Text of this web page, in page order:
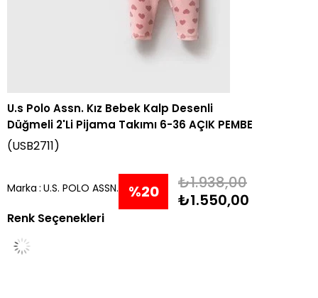
U.s Polo Assn. Kız Bebek Kalp Desenli
Düğmeli 2'Li Pijama Takımı 6-36 AÇIK PEMBE
(USB2711)
Marka : U.S. POLO ASSN. %20
₺1.938,00
₺1.550,00
Renk Seçenekleri